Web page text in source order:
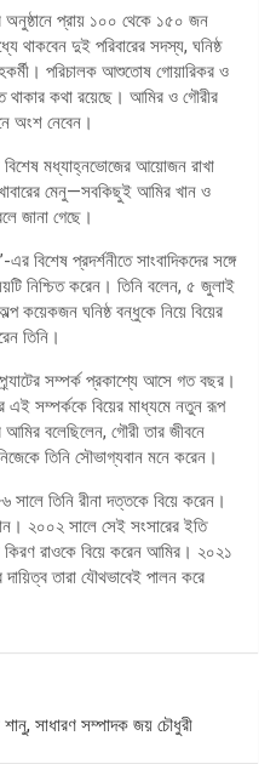
অনুষ্ঠানে প্রায় ১০০ থেকে ১৫০ জন
থাকবেন দুই পরিবারের সদস্য, ঘনিষ্ঠ
পরিচালক আশুতোষ গোয়ারিকর ও
থাকার কথা রয়েছে। আমির ও গৌরীর
অংশ নেবেন।
বিশেষ মধ্যাহ্নভোজের আয়োজন রাখা
মেনু—সবকিছুই আমির খান ও
জানা গেছে।
বিশেষ প্রদর্শনীতে সাংবাদিকদের সঙ্গে
নিশ্চিত করেন। তিনি বলেন, ৫ জুলাই
কয়েকজন ঘনিষ্ঠ বন্ধুকে নিয়ে বিয়ের
তিনি।
সম্পর্ক প্রকাশ্যে আসে গত বছর।
এই সম্পর্ককে বিয়ের মাধ্যমে নতুন রূপ
বলেছিলেন, গৌরী তার জীবনে
তিনি সৌভাগ্যবান মনে করেন।
তিনি রীনা দত্তকে বিয়ে করেন।
২০০২ সালে সেই সংসারের ইতি
কিরণ রাওকে বিয়ে করেন আমির। ২০২১
তারা যৌথভাবেই পালন করে
শানু, সাধারণ সম্পাদক জয় চৌধুরী